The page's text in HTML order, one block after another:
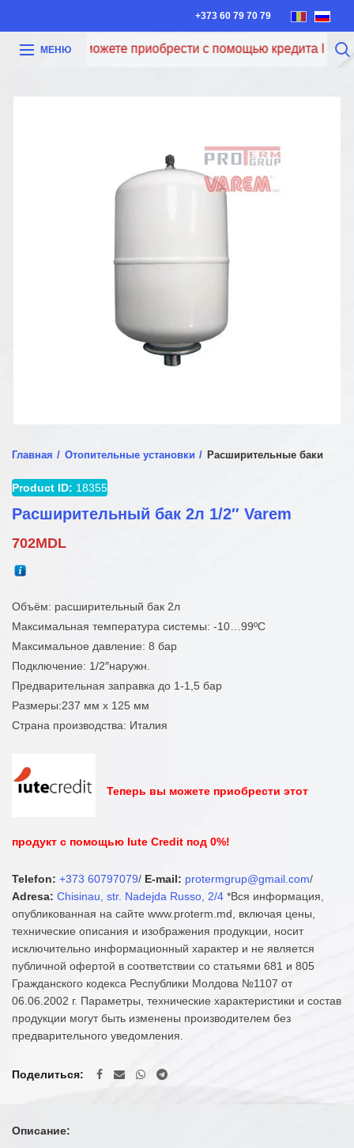
+373 60 79 70 79
МЕНЮ
Теперь вы можете приобрести с помощью кредита Iute
Главная Отопительные установки Расширительные баки
Product ID: 18355
Расширительный бак 2л 1/2″ Varem
702MDL
Объём: расширительный бак 2л
Максимальная температура системы: -10…99ºC
Максимальное давление: 8 бар
Подключение: 1/2″наружн.
Предварительная заправка до 1-1,5 бар
Размеры:237 мм x 125 мм
Страна производства: Италия
Теперь вы можете приобрести этот
продукт с помощью Iute Credit под 0%!
Telefon: +373 60797079/ E-mail: protermgrup@gmail.com/
Adresa: Chisinau, str. Nadejda Russo, 2/4 *Вся информация,
опубликованная на сайте www.proterm.md, включая цены,
технические описания и изображения продукции, носит
исключительно информационный характер и не является
публичной офертой в соответствии со статьями 681 и 805
Гражданского кодекса Республики Молдова №1107 от
06.06.2002 г. Параметры, технические характеристики и состав
продукции могут быть изменены производителем без
предварительного уведомления.
Поделиться
Описание: